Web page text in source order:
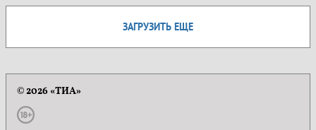
ЗАГРУЗИТЬ ЕЩЕ
© 2026 «ТИА»